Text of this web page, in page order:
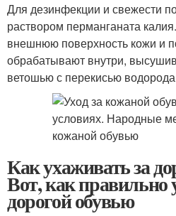
Для дезинфекции и свежести
раствором перманганата
внешнюю поверхность кожи и
обрабатывают внутри,
ветошью с перекисью
Как ухаживать за
Вот, как правильно
дорогой обувью